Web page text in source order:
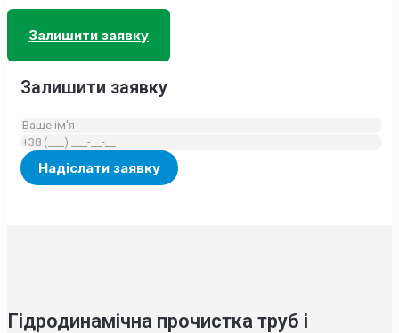
Залишити заявку
Залишити заявку
Гідродинамічна прочистка труб і